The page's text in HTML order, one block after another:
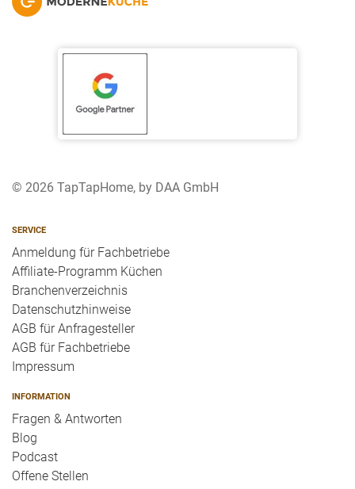
© 2026 TapTapHome, by DAA GmbH
SERVICE
Anmeldung für Fachbetriebe
Affiliate-Programm Küchen
Branchenverzeichnis
Datenschutzhinweise
AGB für Anfragesteller
AGB für Fachbetriebe
Impressum
INFORMATION
Fragen & Antworten
Blog
Podcast
Offene Stellen